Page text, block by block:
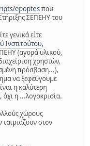
epoptesπου
ΣΕΠΕΗΥ του
γενικά είτε
Ινστιτούτου,
(αγορά υλικού,
χρηστών,
πρόσβαση...),
να ξεφεύγουμε
η καλύτερη
η ...λογοκρισία.
χώρους
στον